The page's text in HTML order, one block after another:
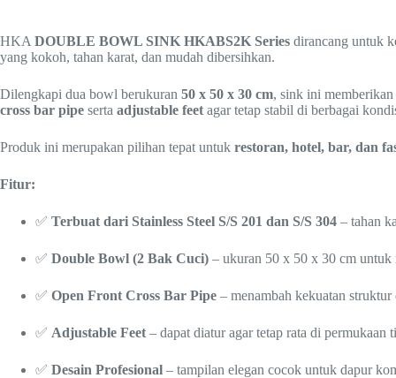
HKA DOUBLE BOWL SINK HKABS2K Series dirancang untuk
yang kokoh, tahan karat, dan mudah dibersihkan.
Dilengkapi dua bowl berukuran 50 x 50 x 30 cm, sink ini
cross bar pipe serta adjustable feet agar tetap stabil di berbagai
Produk ini merupakan pilihan tepat untuk restoran, hotel, bar, dan
Fitur:
✅ Terbuat dari Stainless Steel S/S 201 dan S/S 304 – tahan
✅ Double Bowl (2 Bak Cuci) – ukuran 50 x 50 x 30 cm
✅ Open Front Cross Bar Pipe – menambah kekuatan
✅ Adjustable Feet – dapat diatur agar tetap rata di permukaan
✅ Desain Profesional – tampilan elegan cocok untuk dapur